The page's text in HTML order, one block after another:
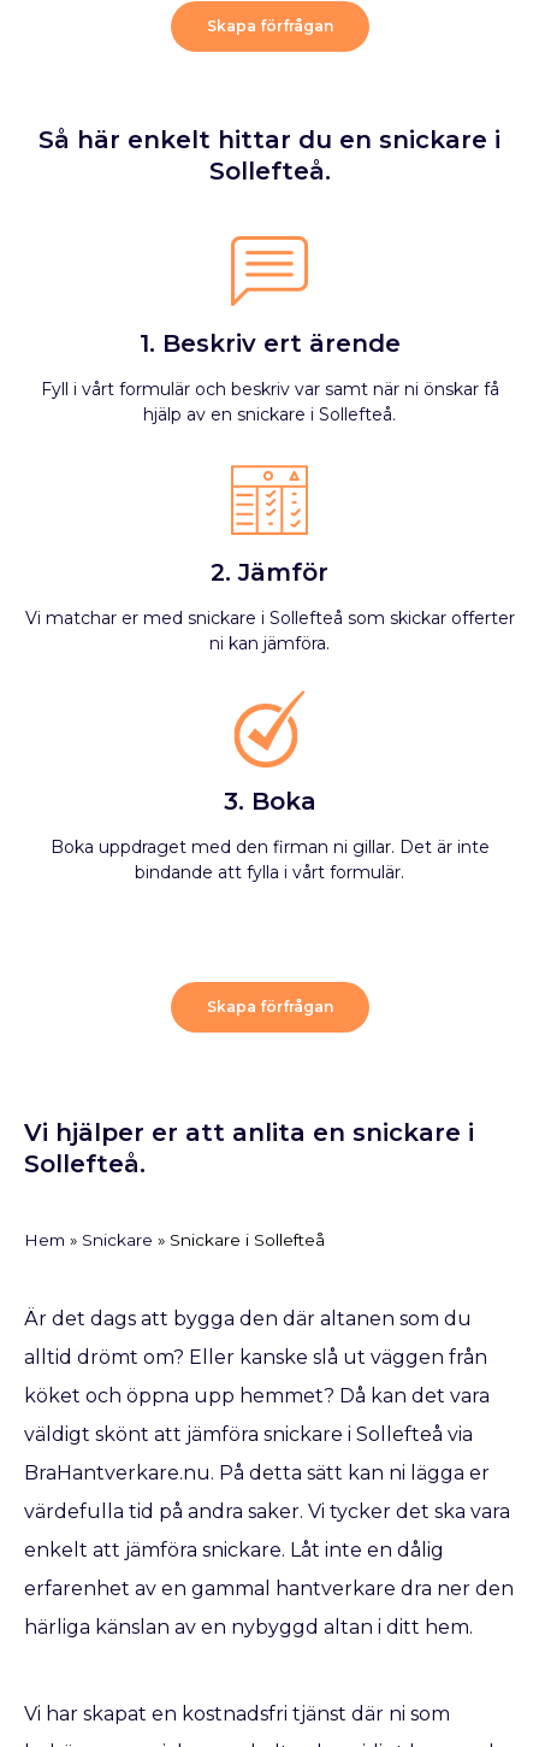
Skapa förfrågan
Så här enkelt hittar du en snickare i
Sollefteå.
1. Beskriv ert ärende
Fyll i vårt formulär och beskriv var samt när ni önskar få
hjälp av en snickare i Sollefteå.
2. Jämför
Vi matchar er med snickare i Sollefteå som skickar offerter
ni kan jämföra.
3. Boka
Boka uppdraget med den firman ni gillar. Det är inte
bindande att fylla i vårt formulär.
Skapa förfrågan
Vi hjälper er att anlita en snickare i
Sollefteå.
Hem » Snickare » Snickare i Sollefteå
Är det dags att bygga den där altanen som du
alltid drömt om? Eller kanske slå ut väggen från
köket och öppna upp hemmet? Då kan det vara
väldigt skönt att jämföra snickare i Sollefteå via
BraHantverkare.nu. På detta sätt kan ni lägga er
värdefulla tid på andra saker. Vi tycker det ska vara
enkelt att jämföra snickare. Låt inte en dålig
erfarenhet av en gammal hantverkare dra ner den
härliga känslan av en nybyggd altan i ditt hem.
Vi har skapat en kostnadsfri tjänst där ni som